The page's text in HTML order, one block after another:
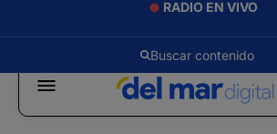
RADIO EN VIVO